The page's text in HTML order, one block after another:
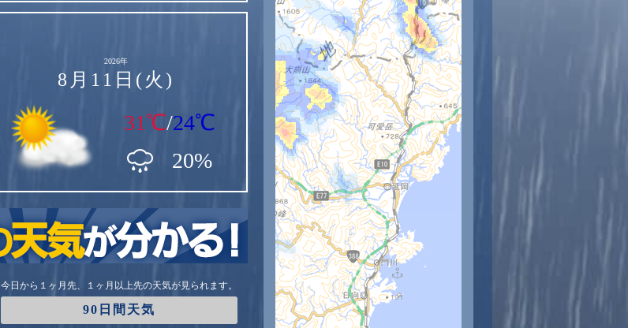
2026年
8月11日(火)
31℃/24℃
20%
今日から１ヶ月先、１ヶ月以上先の天気が見られます。
90日間天気